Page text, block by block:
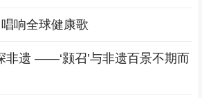
响全球健康歌
非遗 ——‘颢召’与非遗百景不期而